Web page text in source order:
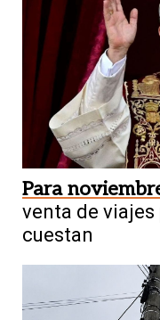
Para
venta de viajes
cuestan